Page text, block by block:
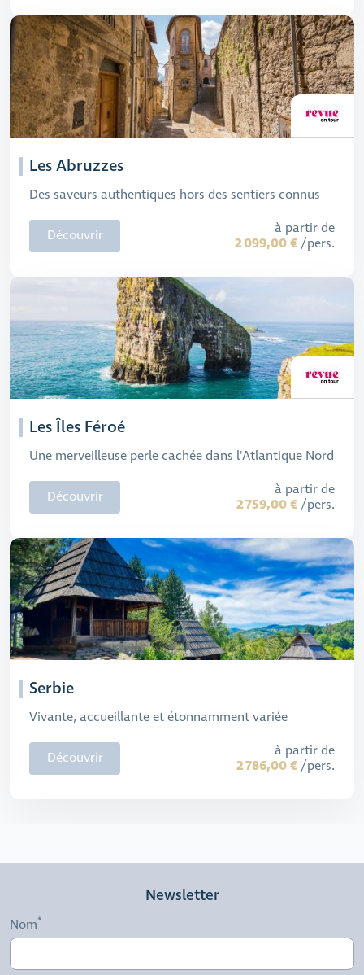
Les Abruzzes
Des saveurs authentiques hors des sentiers connus
Découvrir à partir de
2 099,00 € /pers.
Les Îles Féroé
Une merveilleuse perle cachée dans l'Atlantique Nord
Découvrir à partir de
2 759,00 € /pers.
Serbie
Vivante, accueillante et étonnamment variée
Découvrir à partir de
2 786,00 € /pers.
Newsletter
Nom